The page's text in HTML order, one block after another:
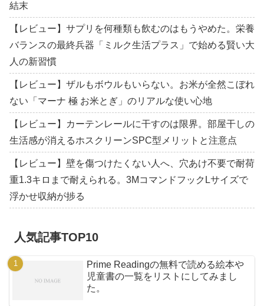
結末
【レビュー】サプリを何種類も飲むのはもうやめた。栄養
バランスの最終兵器「ミルク生活プラス」で始める賢い大
人の新習慣
【レビュー】ザルもボウルもいらない。お米が全然こぼれ
ない「マーナ 極 お米とぎ」のリアルな使い心地
【レビュー】カーテンレールに干すのは限界。部屋干しの
生活感が消えるホスクリーンSPC型メリットと注意点
【レビュー】壁を傷つけたくない人へ、穴あけ不要で耐荷
重1.3キロまで耐えられる。3MコマンドフックLサイズで
浮かせ収納が捗る
人気記事TOP10
Prime Readingの無料で読める絵本や
児童書の一覧をリストにしてみまし
た。